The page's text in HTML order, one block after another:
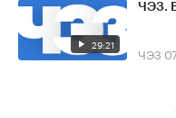
29:21
ЧЭЗ.
ЧЭЗ